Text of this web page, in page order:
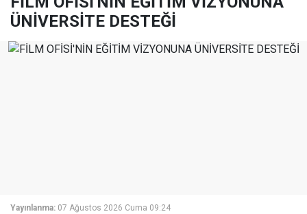
ÜNİVERSİTE DESTEĞİ
Yayınlanma: 07 Ağustos 2026 Cuma 09:24